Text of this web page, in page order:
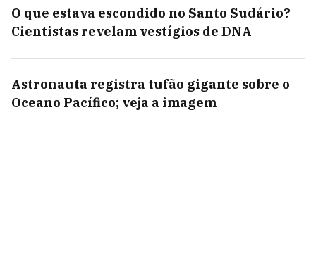
O que estava escondido no Santo Sudário?
Cientistas revelam vestígios de DNA
Astronauta registra tufão gigante sobre o
Oceano Pacífico; veja a imagem